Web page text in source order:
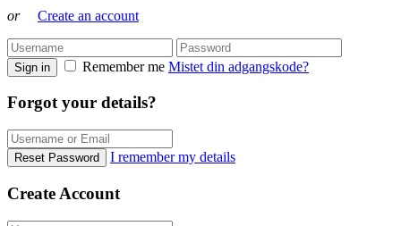
or Create an account
Sign in Remember me Mistet din adgangskode?
Forgot your details?
Reset Password I remember my details
Create Account